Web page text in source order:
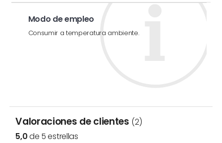
Modo de empleo
Consumir a temperatura ambiente.
Valoraciones de clientes (2)
5,0de 5 estrellas